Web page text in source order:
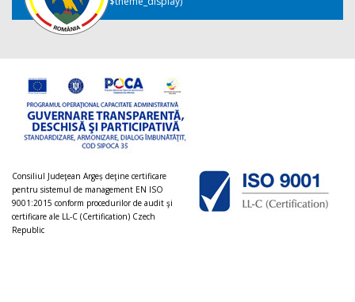
Consiliul Judeţean Argeș deţine certificare
pentru sistemul de management EN ISO
9001:2015 conform procedurilor de audit şi
certificare ale LL-C (Certification) Czech
Republic